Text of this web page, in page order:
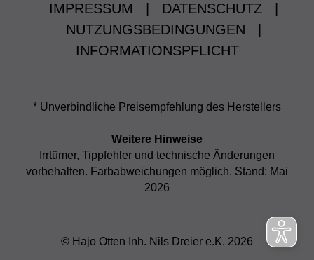
IMPRESSUM DATENSCHUTZ
NUTZUNGSBEDINGUNGEN
INFORMATIONSPFLICHT
* Unverbindliche Preisempfehlung des Herstellers
Weitere Hinweise
Irrtümer, Tippfehler und technische Änderungen
vorbehalten. Farbabweichungen möglich. Stand: Mai
2026
© Hajo Otten Inh. Nils Dreier e.K. 2026